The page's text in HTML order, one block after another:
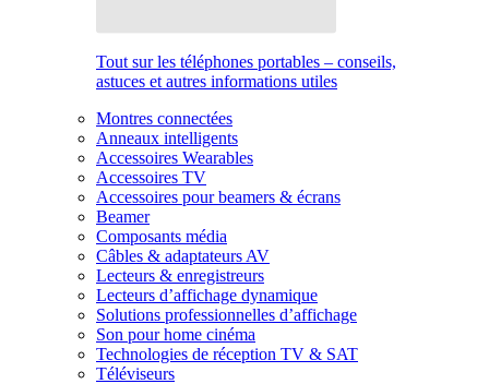
Tout sur les téléphones portables – conseils,
astuces et autres informations utiles
Montres connectées
Anneaux intelligents
Accessoires Wearables
Accessoires TV
Accessoires pour beamers & écrans
Beamer
Composants média
Câbles & adaptateurs AV
Lecteurs & enregistreurs
Lecteurs d’affichage dynamique
Solutions professionnelles d’affichage
Son pour home cinéma
Technologies de réception TV & SAT
Téléviseurs